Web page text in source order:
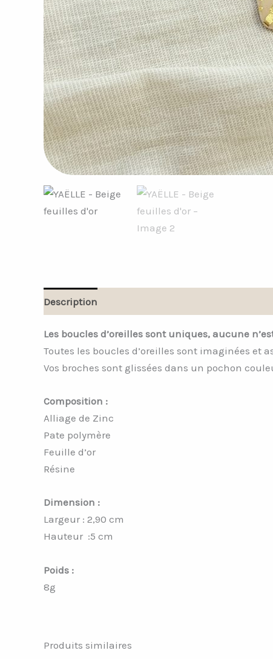
Description
Les boucles d’oreilles sont uniques, aucune
Toutes les boucles d’oreilles sont imaginées et
Vos broches sont glissées dans un pochon
Composition :
Alliage de Zinc
Pate polymère
Feuille d’or
Résine
Dimension :
Largeur : 2,90 cm
Hauteur :5 cm
Poids :
8g
Produits similaires